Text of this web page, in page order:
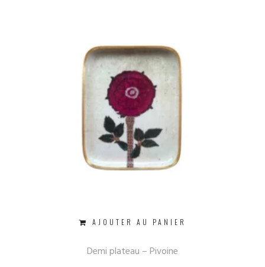
AJOUTER AU PANIER
Demi plateau – Pivoine